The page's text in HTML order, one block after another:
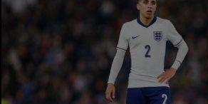
Premier League
LaLiga
Serie A
Bundesliga